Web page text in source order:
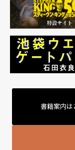
書籍案内